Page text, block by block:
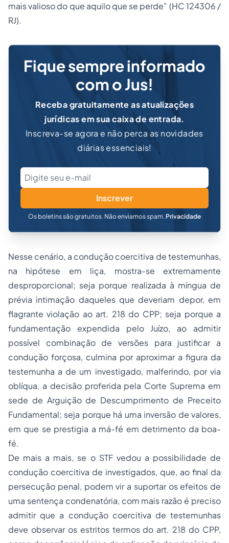
mais valioso do que aquilo que se perde” (HC 124306 /
RJ).
Fique sempre informado
com o Jus!
Receba gratuitamente as atualizações
jurídicas em sua caixa de entrada.
Inscreva-se agora e não perca as novidades
diárias essenciais!
Inscrever
Os boletins são gratuitos. Não enviamos spam. Privacidade
Nesse cenário, a condução coercitiva de testemunhas,
na hipótese em liça, mostra-se extremamente
desproporcional; seja porque realizada à míngua de
prévia intimação daqueles que deveriam depor, em
flagrante violação ao art. 218 do CPP; seja porque a
fundamentação expendida pelo Juízo, ao admitir
possível combinação de versões para justificar a
condução forçosa, culmina por aproximar a figura da
testemunha a de um investigado, malferindo, por via
oblíqua, a decisão proferida pela Corte Suprema em
sede de Arguição de Descumprimento de Preceito
Fundamental; seja porque há uma inversão de valores,
em que se prestigia a má-fé em detrimento da boa-
fé.
De mais a mais, se o STF vedou a possibilidade de
condução coercitiva de investigados, que, ao final da
persecução penal, podem vir a suportar os efeitos de
uma sentença condenatória, com mais razão é preciso
admitir que a condução coercitiva de testemunhas
deve observar os estritos termos do art. 218 do CPP,